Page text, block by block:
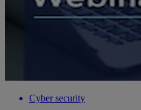
Cyber security